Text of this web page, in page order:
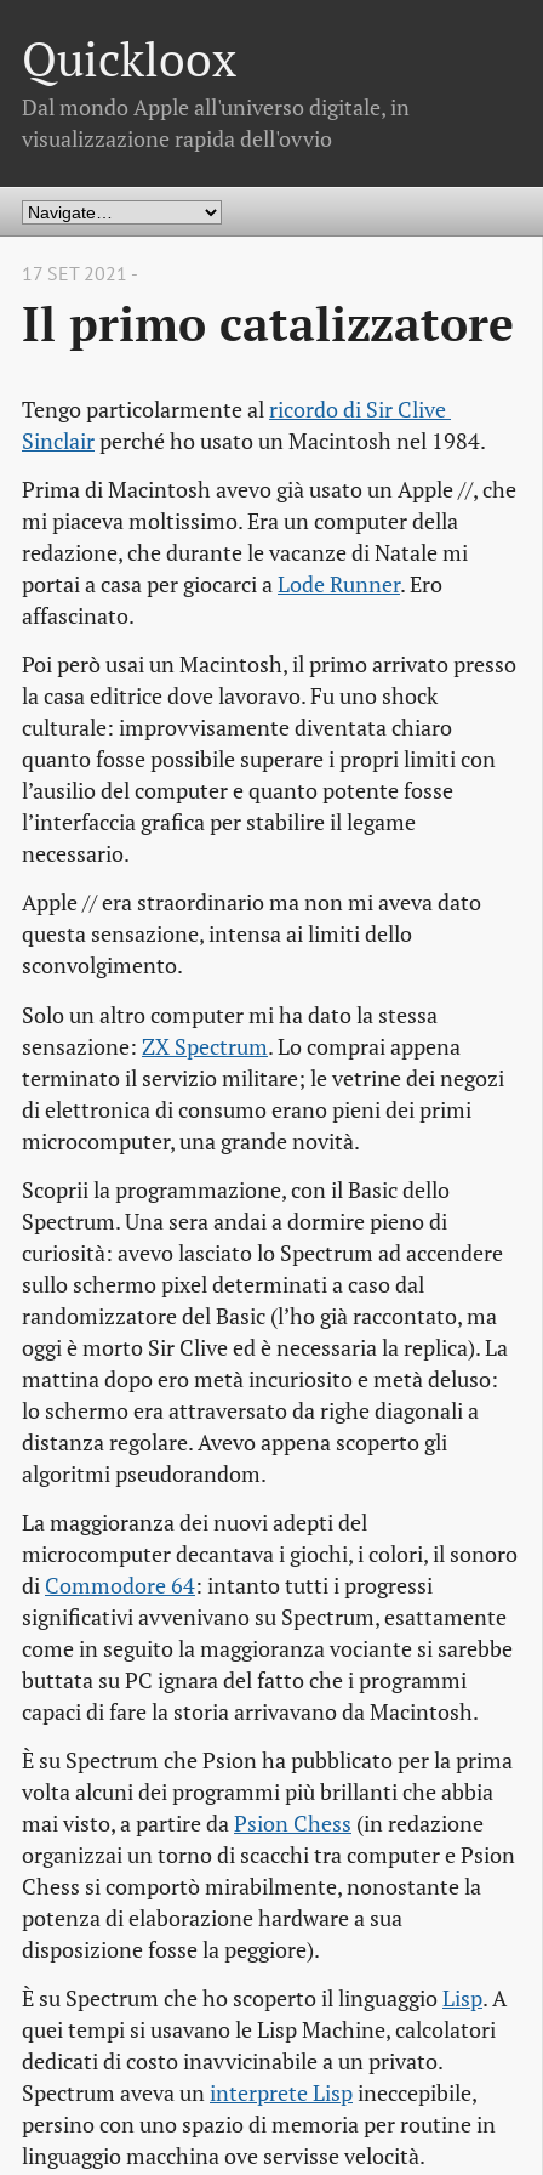
Quickloox
Dal mondo Apple all'universo digitale, in
visualizzazione rapida dell'ovvio
17 SET 2021 -
Il primo catalizzatore
Tengo particolarmente alricordo di Sir Clive
Sinclairperché ho usato un Macintosh nel 1984.
Prima di Macintosh avevo già usato un Apple //, che
mi piaceva moltissimo. Era un computer della
redazione, che durante le vacanze di Natale mi
portai a casa per giocarci aLode Runner. Ero
affascinato.
Poi però usai un Macintosh, il primo arrivato presso
la casa editrice dove lavoravo. Fu uno shock
culturale: improvvisamente diventata chiaro
quanto fosse possibile superare i propri limiti con
l’ausilio del computer e quanto potente fosse
l’interfaccia grafica per stabilire il legame
necessario.
Apple // era straordinario ma non mi aveva dato
questa sensazione, intensa ai limiti dello
sconvolgimento.
Solo un altro computer mi ha dato la stessa
sensazione: ZX Spectrum. Lo comprai appena
terminato il servizio militare; le vetrine dei negozi
di elettronica di consumo erano pieni dei primi
microcomputer, una grande novità.
Scoprii la programmazione, con il Basic dello
Spectrum. Una sera andai a dormire pieno di
curiosità: avevo lasciato lo Spectrum ad accendere
sullo schermo pixel determinati a caso dal
randomizzatore del Basic (l’ho già raccontato, ma
oggi è morto Sir Clive ed è necessaria la replica). La
mattina dopo ero metà incuriosito e metà deluso:
lo schermo era attraversato da righe diagonali a
distanza regolare. Avevo appena scoperto gli
algoritmi pseudorandom.
La maggioranza dei nuovi adepti del
microcomputer decantava i giochi, i colori, il sonoro
di Commodore 64: intanto tutti i progressi
significativi avvenivano su Spectrum, esattamente
come in seguito la maggioranza vociante si sarebbe
buttata su PC ignara del fatto che i programmi
capaci di fare la storia arrivavano da Macintosh.
È su Spectrum che Psion ha pubblicato per la prima
volta alcuni dei programmi più brillanti che abbia
mai visto, a partire daPsion Chess (in redazione
organizzai un torno di scacchi tra computer e Psion
Chess si comportò mirabilmente, nonostante la
potenza di elaborazione hardware a sua
disposizione fosse la peggiore).
È su Spectrum che ho scoperto il linguaggioLisp. A
quei tempi si usavano le Lisp Machine, calcolatori
dedicati di costo inavvicinabile a un privato.
Spectrum aveva uninterprete Lispineccepibile,
persino con uno spazio di memoria per routine in
linguaggio macchina ove servisse velocità.